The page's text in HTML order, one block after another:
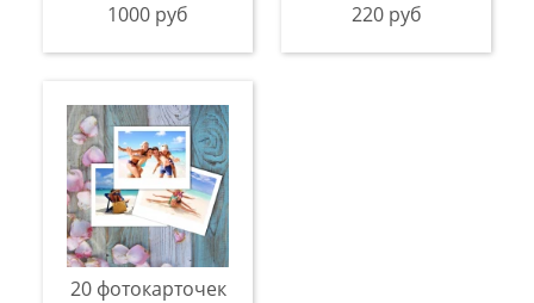
1000 руб
220 руб
20 фотокарточек